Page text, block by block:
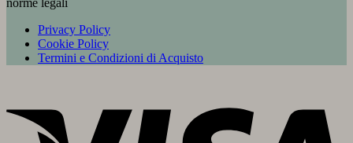
Privacy Policy
Cookie Policy
Termini e Condizioni di Acquisto